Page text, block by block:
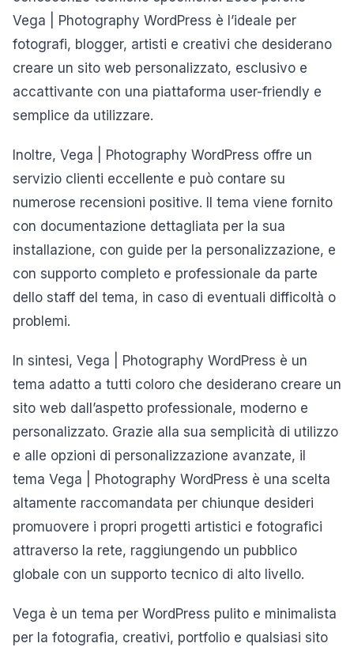
Vega | Photography WordPress è l’ideale per
fotografi, blogger, artisti e creativi che desiderano
creare un sito web personalizzato, esclusivo e
accattivante con una piattaforma user-friendly e
semplice da utilizzare.
Inoltre, Vega | Photography WordPress offre un
servizio clienti eccellente e può contare su
numerose recensioni positive. Il tema viene fornito
con documentazione dettagliata per la sua
installazione, con guide per la personalizzazione, e
con supporto completo e professionale da parte
dello staff del tema, in caso di eventuali difficoltà o
problemi.
In sintesi, Vega | Photography WordPress è un
tema adatto a tutti coloro che desiderano creare un
sito web dall’aspetto professionale, moderno e
personalizzato. Grazie alla sua semplicità di utilizzo
e alle opzioni di personalizzazione avanzate, il
tema Vega | Photography WordPress è una scelta
altamente raccomandata per chiunque desideri
promuovere i propri progetti artistici e fotografici
attraverso la rete, raggiungendo un pubblico
globale con un supporto tecnico di alto livello.
Vega è un tema per WordPress pulito e minimalista
per la fotografia, creativi, portfolio e qualsiasi sito